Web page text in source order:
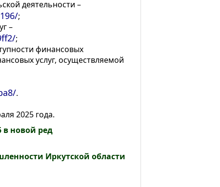
деятельности –
;
–
;
финансовых
услуг, осуществляемой
.
2025 года.
в новой ред
Иркутской области